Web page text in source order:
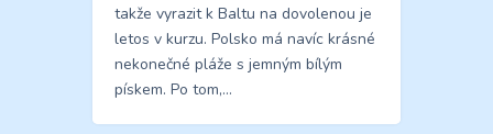
takže vyrazit k Baltu na dovolenou je
letos v kurzu. Polsko má navíc krásné
nekonečné pláže s jemným bílým
pískem. Po tom,…